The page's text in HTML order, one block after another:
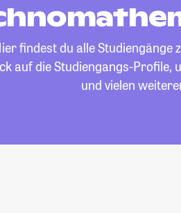
findest du alle Studiengänge
auf die Studiengangs-Profile,
und vielen